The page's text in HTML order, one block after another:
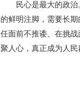
民心是最大的政治。
的鲜明注脚，需要长
任面前不推诿、在挑
聚人心，真正成为人民